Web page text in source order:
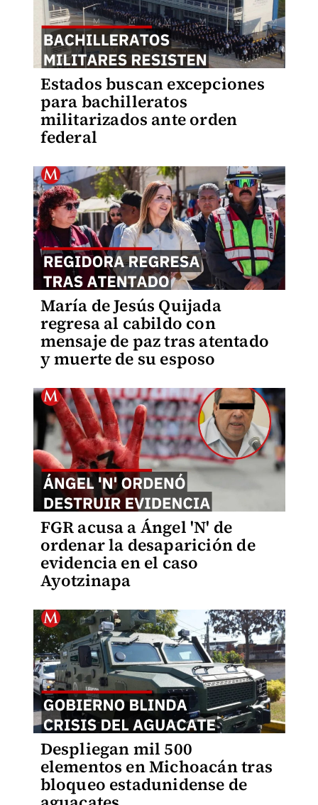
Estados buscan excepciones
para bachilleratos
militarizados ante orden
federal
María de Jesús Quijada
regresa al cabildo con
mensaje de paz tras atentado
y muerte de su esposo
FGR acusa a Ángel 'N' de
ordenar la desaparición de
evidencia en el caso
Ayotzinapa
Despliegan mil 500
elementos en Michoacán tras
bloqueo estadunidense de